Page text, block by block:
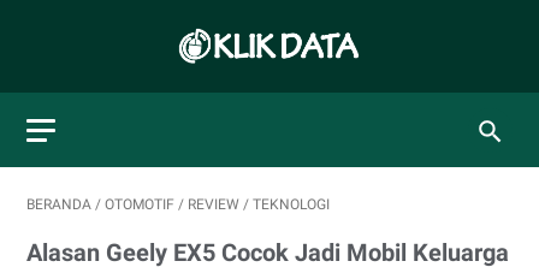
BERANDA / OTOMOTIF / REVIEW / TEKNOLOGI
Alasan Geely EX5 Cocok Jadi Mobil Keluarga